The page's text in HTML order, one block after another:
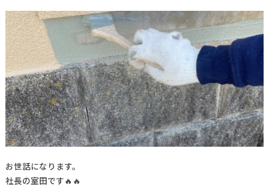
お世話になります。
社長の室田です🔥🔥